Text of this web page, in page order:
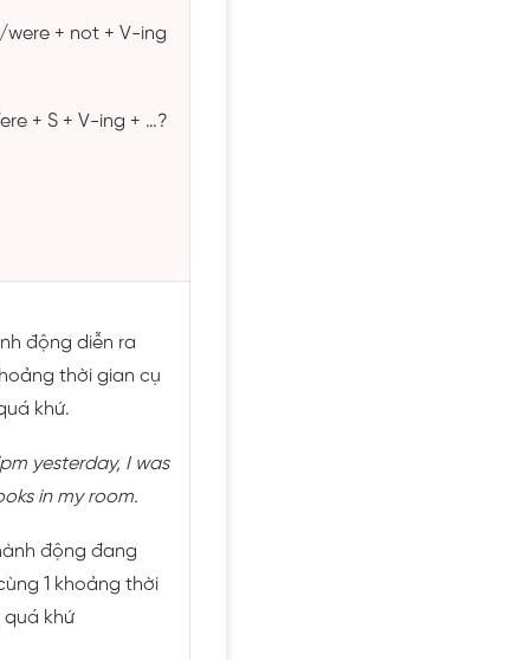
were + not + V-ing
+ S + V-ing + …?
động diễn ra
thời gian cụ
khứ.
yesterday, I was
in my room.
động đang
1 khoảng thời
khứ